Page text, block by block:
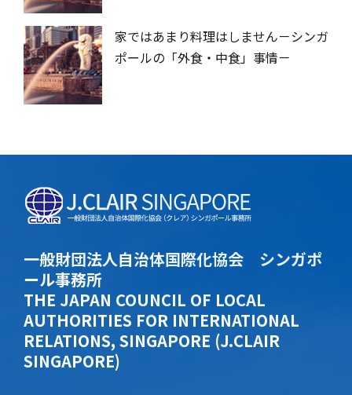
家ではあまり料理はしません－シンガ
ポールの「外食・中食」事情－
一般財団法人自治体国際化協会 シンガポ
ール事務所
THE JAPAN COUNCIL OF LOCAL
AUTHORITIES FOR INTERNATIONAL
RELATIONS, SINGAPORE (J.CLAIR
SINGAPORE)